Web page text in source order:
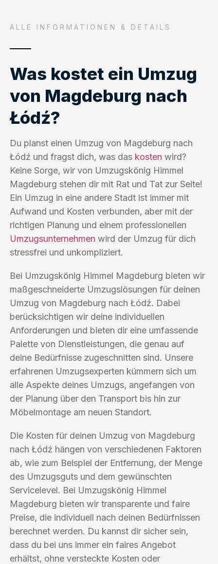
ALLE INFORMATIONEN & DETAILS
Was kostet ein Umzug
von Magdeburg nach
Łódź?
Du planst einen Umzug von Magdeburg nach
Łódź und fragst dich, was das kosten wird?
Keine Sorge, wir von Umzugskönig Himmel
Magdeburg stehen dir mit Rat und Tat zur Seite!
Ein Umzug in eine andere Stadt ist immer mit
Aufwand und Kosten verbunden, aber mit der
richtigen Planung und einem professionellen
Umzugsunternehmen wird der Umzug für dich
stressfrei und unkompliziert.
Bei Umzugskönig Himmel Magdeburg bieten wir
maßgeschneiderte Umzugslösungen für deinen
Umzug von Magdeburg nach Łódź. Dabei
berücksichtigen wir deine individuellen
Anforderungen und bieten dir eine umfassende
Palette von Dienstleistungen, die genau auf
deine Bedürfnisse zugeschnitten sind. Unsere
erfahrenen Umzugsexperten kümmern sich um
alle Aspekte deines Umzugs, angefangen von
der Planung über den Transport bis hin zur
Möbelmontage am neuen Standort.
Die Kosten für deinen Umzug von Magdeburg
nach Łódź hängen von verschiedenen Faktoren
ab, wie zum Beispiel der Entfernung, der Menge
des Umzugsguts und dem gewünschten
Servicelevel. Bei Umzugskönig Himmel
Magdeburg bieten wir transparente und faire
Preise, die individuell nach deinen Bedürfnissen
berechnet werden. Du kannst dir sicher sein,
dass du bei uns immer ein faires Angebot
erhältst, ohne versteckte Kosten oder